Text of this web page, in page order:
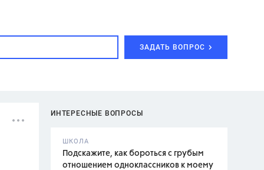
ЗАДАТЬ ВОПРОС
ИНТЕРЕСНЫЕ ВОПРОСЫ
ШКОЛА
Подскажите, как бороться с грубым
отношением одноклассников к моему